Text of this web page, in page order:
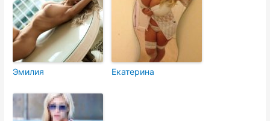
Эмилия Екатерина